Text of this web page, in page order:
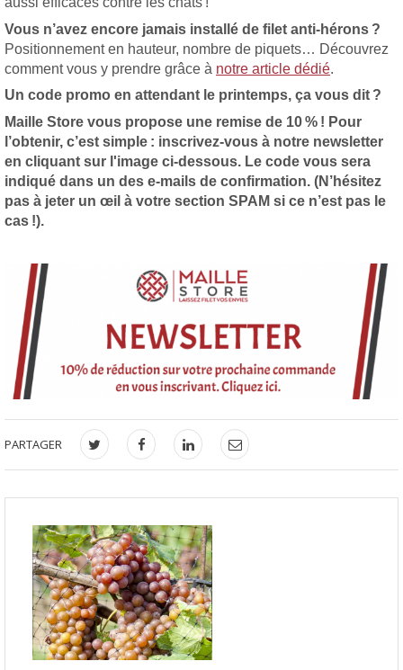
Vous n’avez encore jamais installé de filet anti-hérons ?
Positionnement en hauteur, nombre de piquets… Découvrez
comment vous y prendre grâce à notre article dédié.
Un code promo en attendant le printemps, ça vous dit ?
Maille Store vous propose une remise de 10 % ! Pour
l’obtenir, c’est simple : inscrivez-vous à notre newsletter
en cliquant sur l'image ci-dessous. Le code vous sera
indiqué dans un des e-mails de confirmation. (N’hésitez
pas à jeter un œil à votre section SPAM si ce n’est pas le
cas !).
PARTAGER